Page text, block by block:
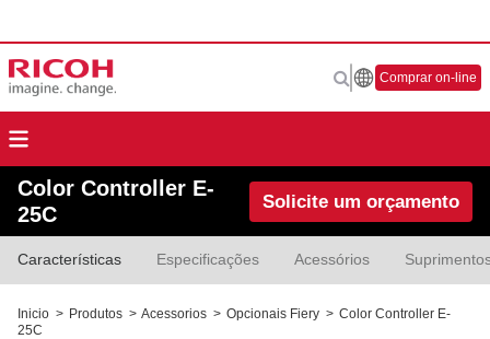
Comprar on-line
Color Controller E-
25C
Solicite um orçamento
Características Especificações Acessórios
Inicio > Produtos > Acessorios > Opcionais Fiery > Color Controller E-
25C